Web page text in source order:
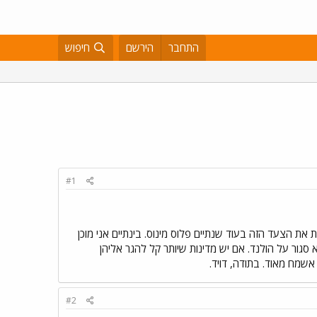
התחבר הירשם חיפוש
#1
הצעד הזה בעוד שנתיים פלוס מינוס. בינתיים אני מוכן
על הולנד. אם יש מדינות שיותר קל להגר אליהן
מאוד. בתודה, דויד.
#2